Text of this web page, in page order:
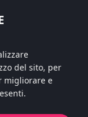
del sito, per
migliorare e